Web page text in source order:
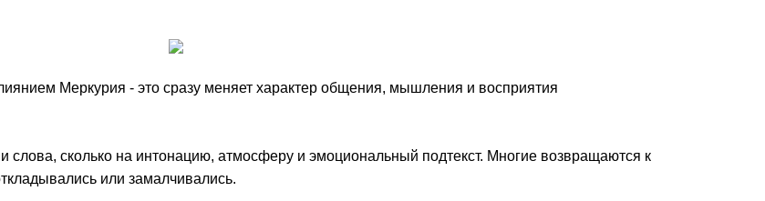
Меркурия - это сразу меняет характер общения, мышления и восприятия
слова, сколько на интонацию, атмосферу и эмоциональный подтекст. Многие возвращаются к
или замалчивались.